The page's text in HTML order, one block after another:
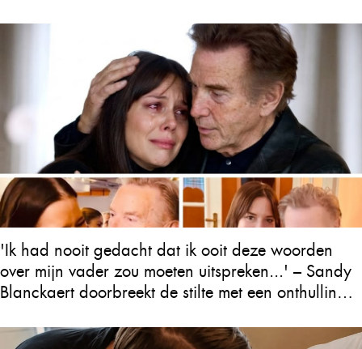
'Ik had nooit gedacht dat ik ooit deze woorden
over mijn vader zou moeten uitspreken...' – Sandy
Blanckaert doorbreekt de stilte met een onthulling
achterlaat